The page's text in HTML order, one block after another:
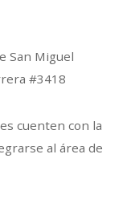
San Miguel
#3418
cuenten con la
al área de